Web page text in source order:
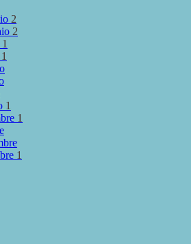
2
2
1
1
1
1
1